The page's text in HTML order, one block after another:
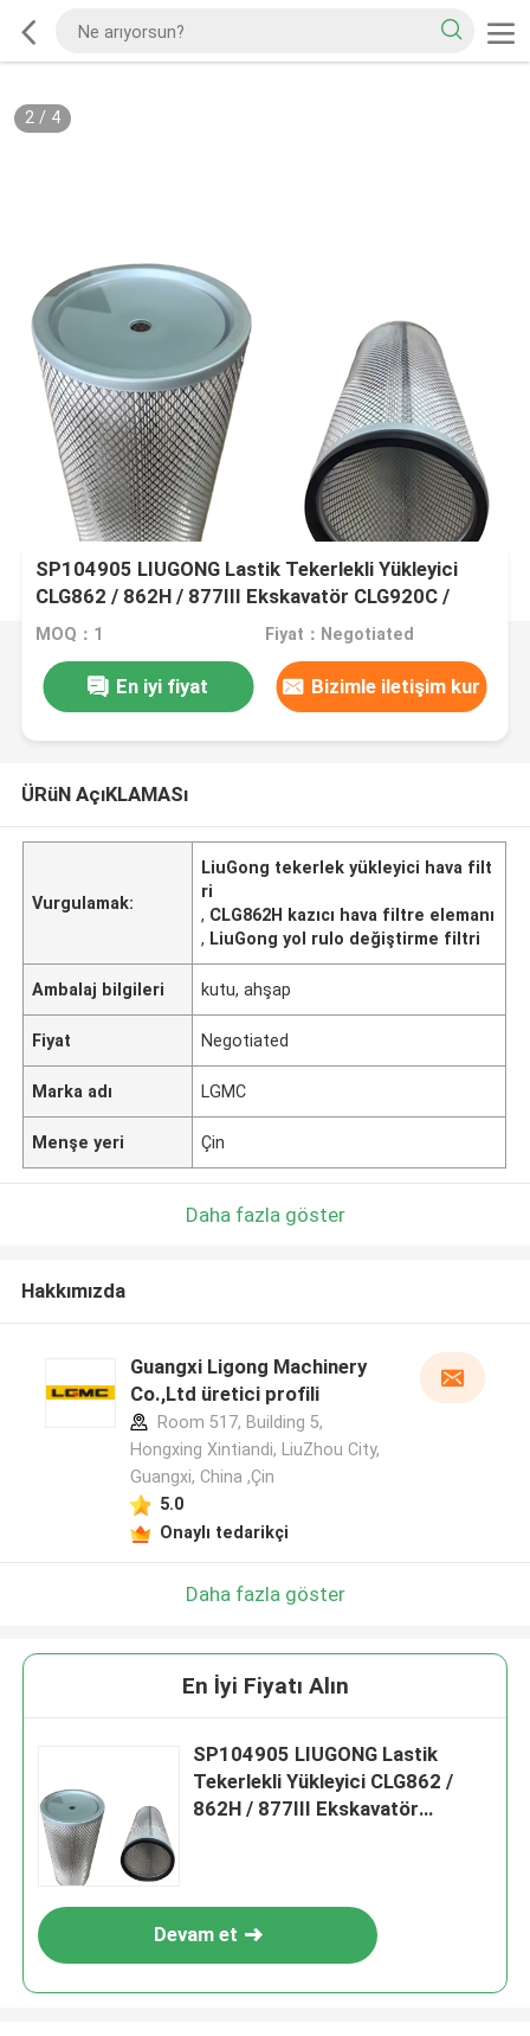
2/ 4
SP104905 LIUGONG Lastik Tekerlekli Yükleyici
CLG862 / 862H / 877III Ekskavatör CLG920C /
920D / 922D RoadRoller CLG612 / 614/620 için
MOQ：1 Fiyat：Negotiated
En iyi fiyat Bizimle iletişim kur
ÜRüN AçıKLAMASı
Vurgulamak:
LiuGong tekerlek yükleyici hava filt
ri
, CLG862H kazıcı hava filtre elemanı
, LiuGong yol rulo değiştirme filtri
Ambalaj bilgileri kutu, ahşap
Fiyat Negotiated
Marka adı LGMC
Menşe yeri Çin
Daha fazla göster
Hakkımızda
Guangxi Ligong Machinery
Co.,Ltd üretici profili
Room 517, Building 5,
Hongxing Xintiandi, LiuZhou City,
Guangxi, China ,Çin
5.0
Onaylı tedarikçi
Daha fazla göster
En İyi Fiyatı Alın
SP104905 LIUGONG Lastik
Tekerlekli Yükleyici CLG862 /
862H / 877III Ekskavatör
Devam et